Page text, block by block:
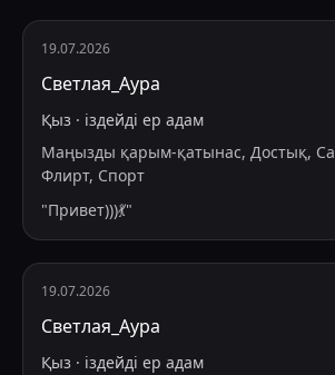
19.07.2026
Светлая_Аура
Қыз · іздейді ер адам
Маңызды қарым-қатынас, Достық,
Флирт, Спорт
"Привет)))💃"
19.07.2026
Светлая_Аура
Қыз · іздейді ер адам